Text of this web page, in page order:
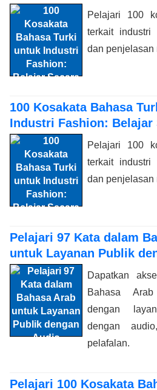
Pelajari 100
terkait industri
dan penjelasan
100 Kosakata Bahasa
Industri Fashion: Belajar
Pelajari 100
terkait industri
dan penjelasan
Pelajari 97 Kata dalam
untuk Layanan Publik
Dapatkan
Bahasa
dengan
dengan
pelafalan.
Pelajari 100 Kosakata